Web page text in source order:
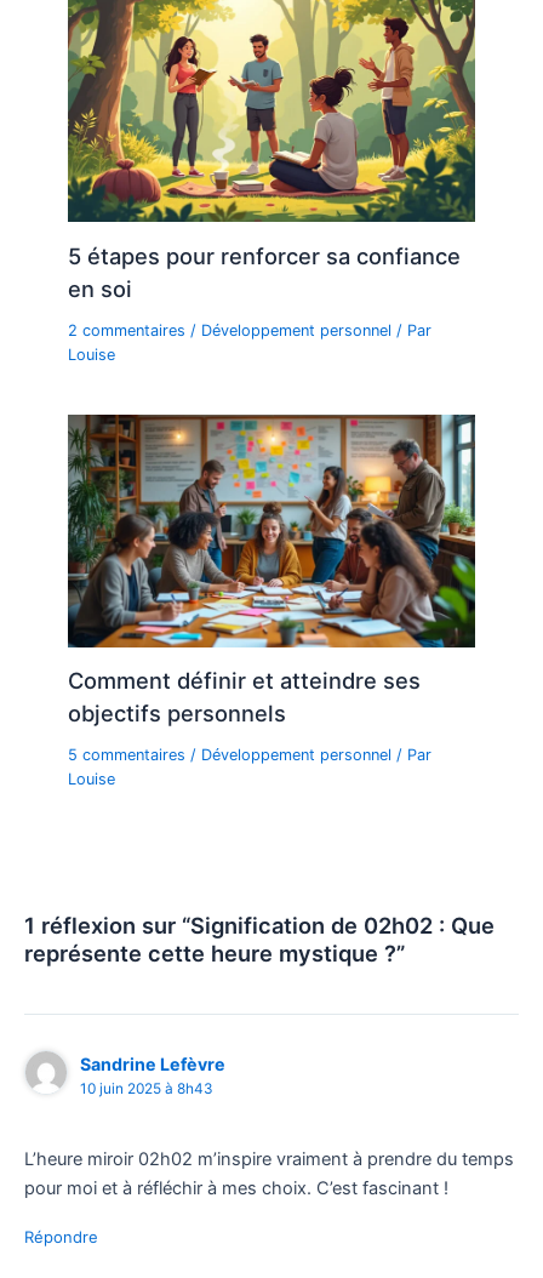
5 étapes pour renforcer sa confiance
en soi
2 commentaires / Développement personnel / Par
Louise
Comment définir et atteindre ses
objectifs personnels
5 commentaires / Développement personnel / Par
Louise
1 réflexion sur “Signification de 02h02 : Que
représente cette heure mystique ?”
Sandrine Lefèvre
10 juin 2025 à 8h43
L’heure miroir 02h02 m’inspire vraiment à prendre du temps
pour moi et à réfléchir à mes choix. C’est fascinant !
Répondre